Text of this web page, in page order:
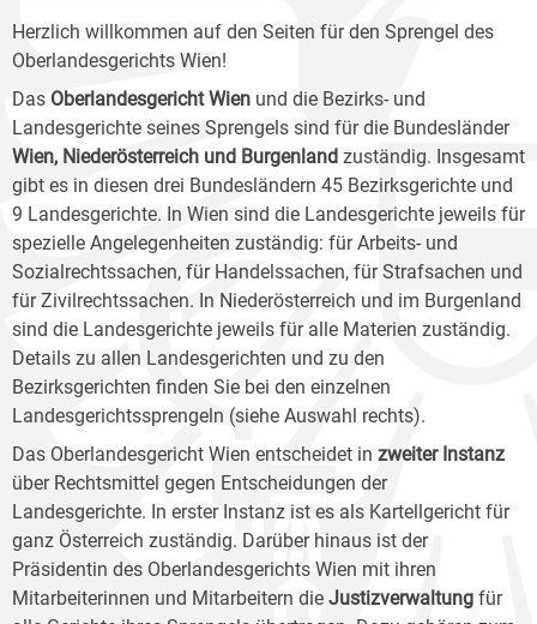
Herzlich willkommen auf den Seiten für den Sprengel des
Oberlandesgerichts Wien!
Das Oberlandesgericht Wien und die Bezirks- und
Landesgerichte seines Sprengels sind für die Bundesländer
Wien, Niederösterreich und Burgenland zuständig. Insgesamt
gibt es in diesen drei Bundesländern 45 Bezirksgerichte und
9 Landesgerichte. In Wien sind die Landesgerichte jeweils für
spezielle Angelegenheiten zuständig: für Arbeits- und
Sozialrechtssachen, für Handelssachen, für Strafsachen und
für Zivilrechtssachen. In Niederösterreich und im Burgenland
sind die Landesgerichte jeweils für alle Materien zuständig.
Details zu allen Landesgerichten und zu den
Bezirksgerichten finden Sie bei den einzelnen
Landesgerichtssprengeln (siehe Auswahl rechts).
Das Oberlandesgericht Wien entscheidet in zweiter Instanz
über Rechtsmittel gegen Entscheidungen der
Landesgerichte. In erster Instanz ist es als Kartellgericht für
ganz Österreich zuständig. Darüber hinaus ist der
Präsidentin des Oberlandesgerichts Wien mit ihren
Mitarbeiterinnen und Mitarbeitern die Justizverwaltung für